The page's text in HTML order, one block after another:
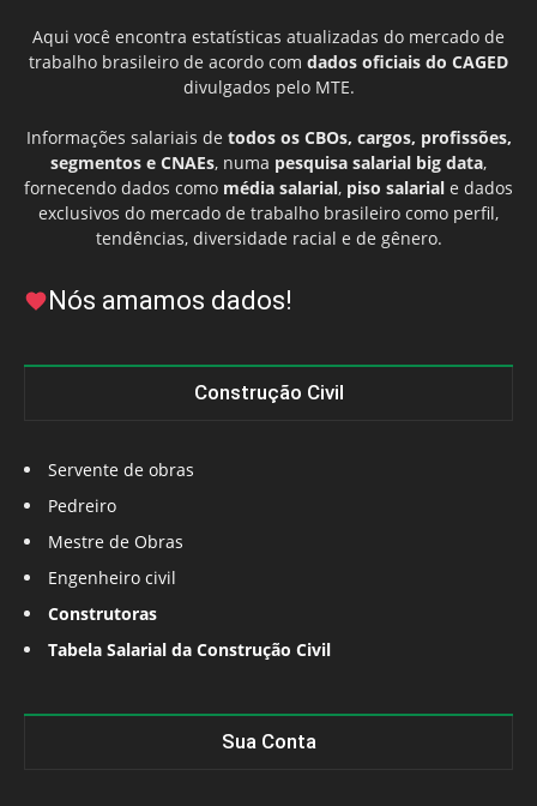
Aqui você encontra estatísticas atualizadas do mercado de
trabalho brasileiro de acordo com dados oficiais do CAGED
divulgados pelo MTE.
Informações salariais de todos os CBOs, cargos, profissões,
segmentos e CNAEs, numa pesquisa salarial big data,
fornecendo dados como média salarial, piso salarial e dados
exclusivos do mercado de trabalho brasileiro como perfil,
tendências, diversidade racial e de gênero.
Nós amamos dados!
Construção Civil
Servente de obras
Pedreiro
Mestre de Obras
Engenheiro civil
Construtoras
Tabela Salarial da Construção Civil
Sua Conta